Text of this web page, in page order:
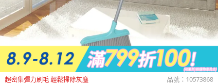
超密集彈力刷毛 輕鬆掃除灰塵 品號： 10573868